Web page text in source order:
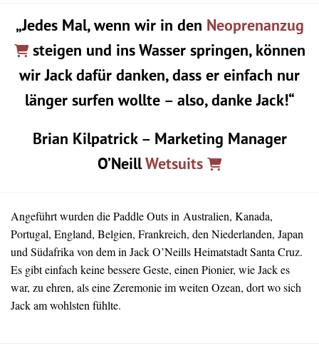
„Jedes Mal, wenn wir in den Neoprenanzug
steigen und ins Wasser springen, können
wir Jack dafür danken, dass er einfach nur
länger surfen wollte – also, danke Jack!“
Brian Kilpatrick – Marketing Manager
O’NeillWetsuits
Angeführt wurden die Paddle Outs in Australien, Kanada,
Portugal, England, Belgien, Frankreich, den Niederlanden, Japan
und Südafrika von dem in Jack O’Neills Heimatstadt Santa Cruz.
Es gibt einfach keine bessere Geste, einen Pionier, wie Jack es
war, zu ehren, als eine Zeremonie im weiten Ozean, dort wo sich
Jack am wohlsten fühlte.